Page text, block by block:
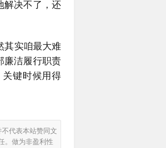
决不了，还
实咱最大难
廉洁履行职责
键时候用得
代表本站赞同文
。做为非盈利性